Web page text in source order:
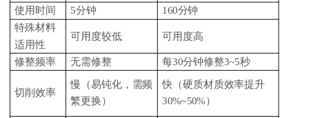
使用时间
5分钟 160分钟
特殊材料
适用性
可用度较低 可用度高
修整频率 无需修整 每30分钟修整3~5秒
切削效率
慢（易钝化，需频
繁更换）
快（硬质材质效率提升
30%~50%）